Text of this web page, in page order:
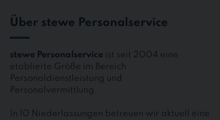
Über stewe Personalservice
stewe Personalservice ist seit 2004 eine
etablierte Größe im Bereich
Personaldienstleistung und
Personalvermittlung.
In 10 Niederlassungen betreuen wir aktuell eine